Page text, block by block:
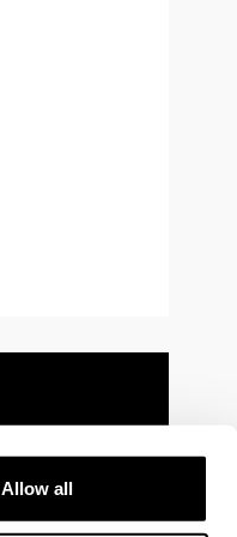
Allow allContact